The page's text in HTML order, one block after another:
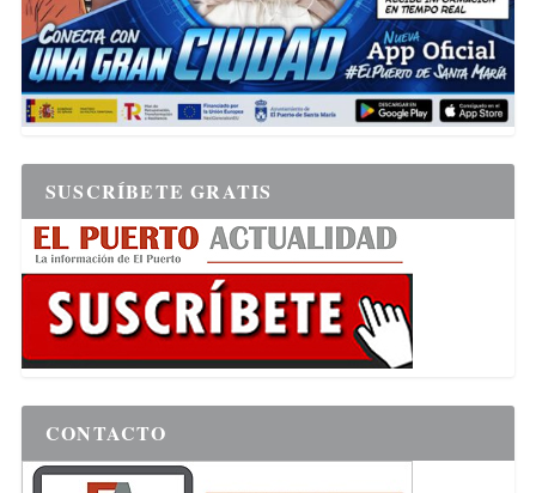
SUSCRÍBETE GRATIS
CONTACTO